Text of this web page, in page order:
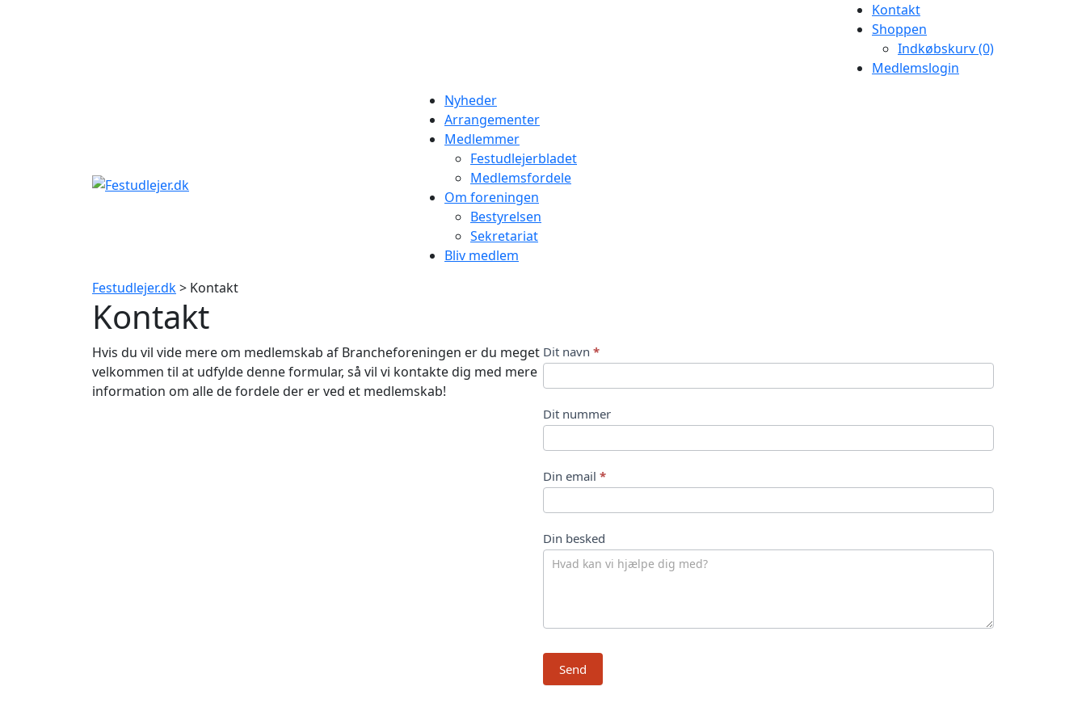
Kontakt
Shoppen
Indkøbskurv (0)
Medlemslogin
Nyheder
Arrangementer
Medlemmer
Festudlejerbladet
Medlemsfordele
Om foreningen
Bestyrelsen
Sekretariat
Bliv medlem
Festudlejer.dk> Kontakt
Kontakt
Hvis du vil vide mere om medlemskab af Brancheforeningen er du meget
velkommen til at udfylde denne formular, så vil vi kontakte dig med mere
information om alle de fordele der er ved et medlemskab!
K
o
n
t
a
t
Dit navn *
Dit nummer
Din email *
Din besked
Send